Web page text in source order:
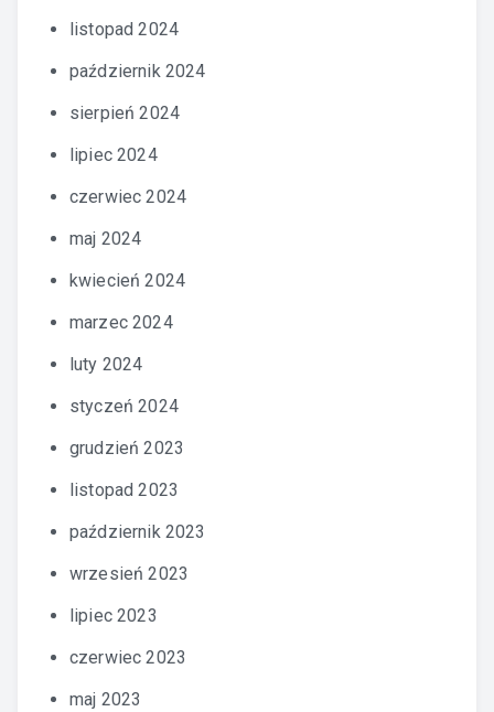
listopad 2024
październik 2024
sierpień 2024
lipiec 2024
czerwiec 2024
maj 2024
kwiecień 2024
marzec 2024
luty 2024
styczeń 2024
grudzień 2023
listopad 2023
październik 2023
wrzesień 2023
lipiec 2023
czerwiec 2023
maj 2023